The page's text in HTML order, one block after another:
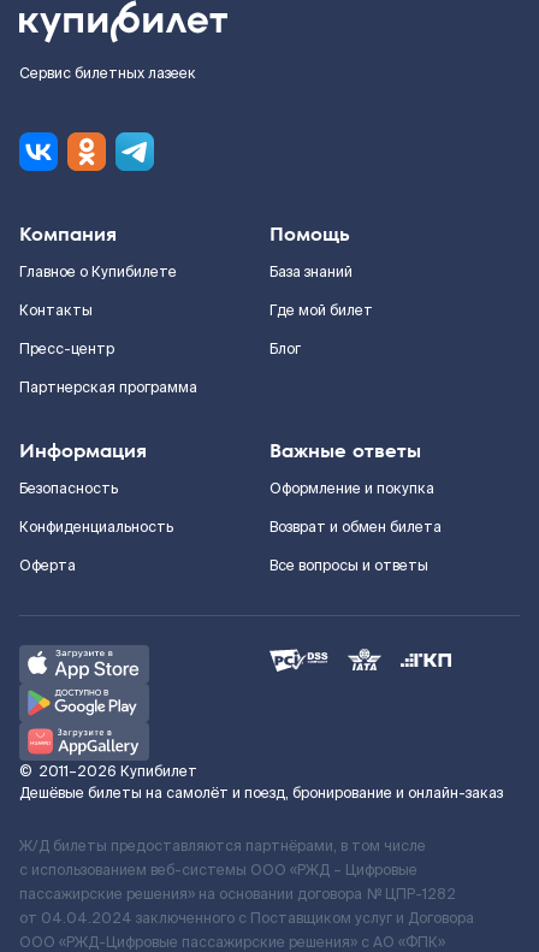
Сервис билетных лазеек
Компания
Главное о Купибилете
Контакты
Пресс-центр
Партнерская программа
Помощь
База знаний
Где мой билет
Блог
Информация
Безопасность
Конфиденциальность
Оферта
Важные ответы
Оформление и покупка
Возврат и обмен билета
Все вопросы и ответы
© 2011–2026 Купибилет
Дешёвые билеты на самолёт и поезд, бронирование и онлайн-заказ
Ж/Д билеты предоставляются партнёрами, в том числе
с использованием веб-системы ООО «РЖД – Цифровые
пассажирские решения» на основании договора № ЦПР-1282
от 04.04.2024 заключенного с Поставщиком услуг и Договора
ООО «РЖД-Цифровые пассажирские решения» c АО «ФПК»